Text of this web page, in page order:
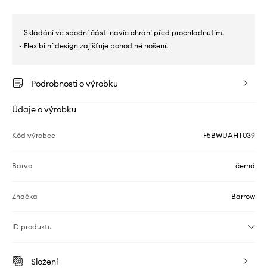
- Skládání ve spodní části navíc chrání před prochladnutím.
- Flexibilní design zajišťuje pohodlné nošení.
Podrobnosti o výrobku
Údaje o výrobku
Kód výrobce F5BWUAHT039
Barva černá
Značka Barrow
ID produktu
Složení